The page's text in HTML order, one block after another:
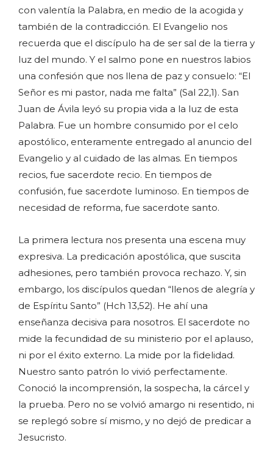
con valentía la Palabra, en medio de la acogida y
también de la contradicción. El Evangelio nos
recuerda que el discípulo ha de ser sal de la tierra y
luz del mundo. Y el salmo pone en nuestros labios
una confesión que nos llena de paz y consuelo: “El
Señor es mi pastor, nada me falta” (Sal 22,1). San
Juan de Ávila leyó su propia vida a la luz de esta
Palabra. Fue un hombre consumido por el celo
apostólico, enteramente entregado al anuncio del
Evangelio y al cuidado de las almas. En tiempos
recios, fue sacerdote recio. En tiempos de
confusión, fue sacerdote luminoso. En tiempos de
necesidad de reforma, fue sacerdote santo.
La primera lectura nos presenta una escena muy
expresiva. La predicación apostólica, que suscita
adhesiones, pero también provoca rechazo. Y, sin
embargo, los discípulos quedan “llenos de alegría y
de Espíritu Santo” (Hch 13,52). He ahí una
enseñanza decisiva para nosotros. El sacerdote no
mide la fecundidad de su ministerio por el aplauso,
ni por el éxito externo. La mide por la fidelidad.
Nuestro santo patrón lo vivió perfectamente.
Conoció la incomprensión, la sospecha, la cárcel y
la prueba. Pero no se volvió amargo ni resentido, ni
se replegó sobre sí mismo, y no dejó de predicar a
Jesucristo.